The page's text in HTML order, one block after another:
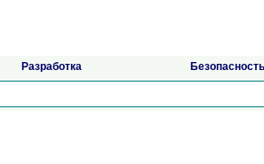
Разработка Безопасность